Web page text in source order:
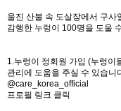
울진 산불 속 도살장에서 구사
감행한 누렁이 100명을 도울
1.누렁이 정회원 가입 (누렁이
관리에 도움을 주실 수 있습니
@care_korea_official
프로필 링크 클릭